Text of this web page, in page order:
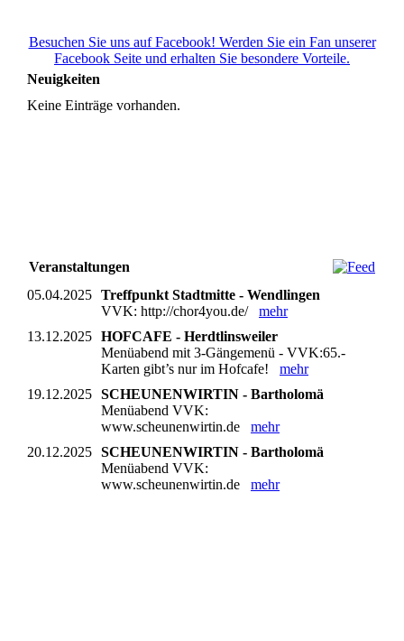
Besuchen Sie uns auf Facebook! Werden Sie ein Fan unserer
Facebook Seite und erhalten Sie besondere Vorteile.
Neuigkeiten
Keine Einträge vorhanden.
Veranstaltungen
05.04.2025 Treffpunkt Stadtmitte - Wendlingen
VVK: http://chor4you.de/ mehr
13.12.2025 HOFCAFE - Herdtlinsweiler
Menüabend mit 3-Gängemenü - VVK:65.-
Karten gibt’s nur im Hofcafe! mehr
19.12.2025 SCHEUNENWIRTIN - Bartholomä
Menüabend VVK:
www.scheunenwirtin.de mehr
20.12.2025 SCHEUNENWIRTIN - Bartholomä
Menüabend VVK:
www.scheunenwirtin.de mehr